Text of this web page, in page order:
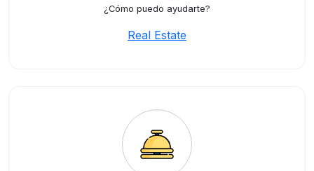
¿Cómo puedo ayudarte?
Real Estate